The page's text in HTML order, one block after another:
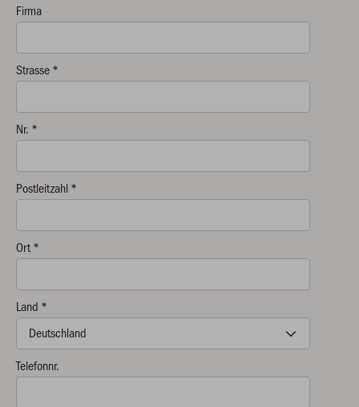
Firma
Strasse *
Nr. *
Postleitzahl *
Ort *
Land *
Telefonnr.